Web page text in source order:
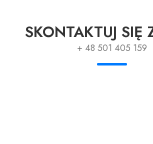
SKONTAKTUJ SIĘ
+ 48 501 405 159